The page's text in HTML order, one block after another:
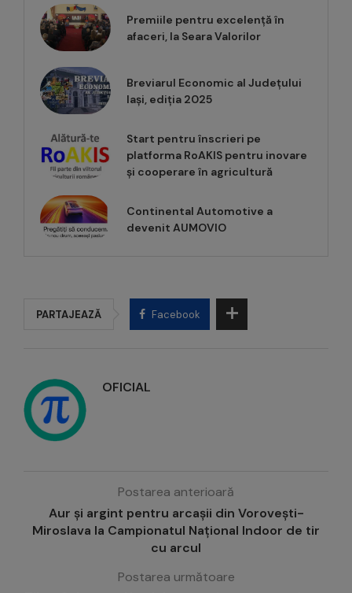
Premiile pentru excelență în
afaceri, la Seara Valorilor
Breviarul Economic al Județului
Iași, ediția 2025
Start pentru înscrieri pe
platforma RoAKIS pentru inovare
și cooperare în agricultură
Continental Automotive a
devenit AUMOVIO
PARTAJEAZĂ Facebook
OFICIAL
Postarea anterioară
Aur și argint pentru arcașii din Vorovești-
Miroslava la Campionatul Național Indoor de tir
cu arcul
Postarea următoare